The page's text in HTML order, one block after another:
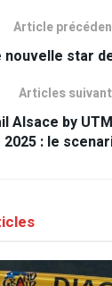
Article
nouvelle star
Articles suivant
Alsace by
2025 : le